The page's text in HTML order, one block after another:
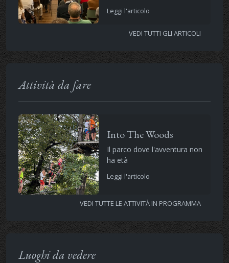
Leggi l'articolo
VEDI TUTTI GLI ARTICOLI
Attività da fare
Into The Woods
Il parco dove l'avventura non
ha età
Leggi l'articolo
VEDI TUTTE LE ATTIVITÀ IN PROGRAMMA
Luoghi da vedere